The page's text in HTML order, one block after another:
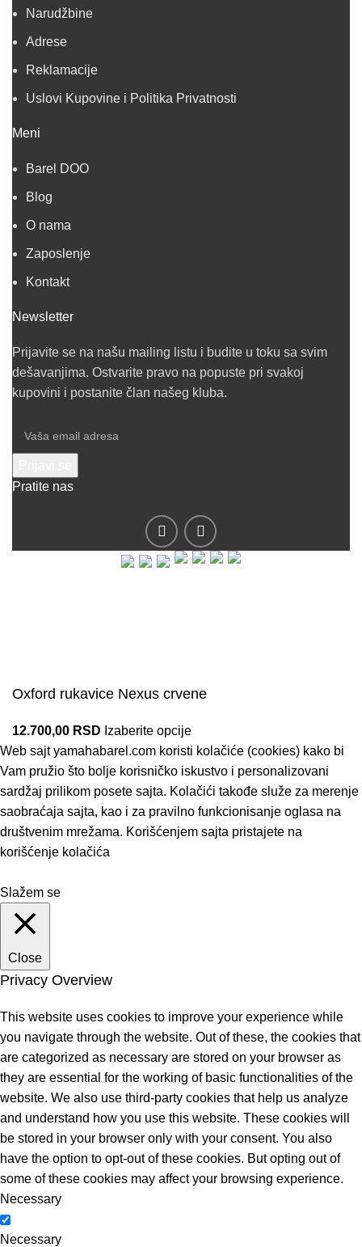
Narudžbine
Adrese
Reklamacije
Uslovi Kupovine i Politika Privatnosti
Meni
Barel DOO
Blog
O nama
Zaposlenje
Kontakt
Newsletter
Prijavite se na našu mailing listu i budite u toku sa svim
dešavanjima. Ostvarite pravo na popuste pri svakoj
kupovini i postanite član našeg kluba.
Pratite nas
Oxford rukavice Nexus crvene
12.700,00 RSD Izaberite opcije
Web sajt yamahabarel.com koristi kolačiće (cookies) kako bi
Vam pružio što bolje korisničko iskustvo i personalizovani
sardžaj prilikom posete sajta. Kolačići takođe služe za merenje
saobraćaja sajta, kao i za pravilno funkcionisanje oglasa na
društvenim mrežama. Korišćenjem sajta pristajete na
korišćenje kolačića
Slažem se
Close
Privacy Overview
This website uses cookies to improve your experience while
you navigate through the website. Out of these, the cookies that
are categorized as necessary are stored on your browser as
they are essential for the working of basic functionalities of the
website. We also use third-party cookies that help us analyze
and understand how you use this website. These cookies will
be stored in your browser only with your consent. You also
have the option to opt-out of these cookies. But opting out of
some of these cookies may affect your browsing experience.
Necessary
Necessary